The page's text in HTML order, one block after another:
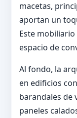
macetas,
aportan un
Este
espacio de
Al fondo, la
en edificios
barandales de
paneles